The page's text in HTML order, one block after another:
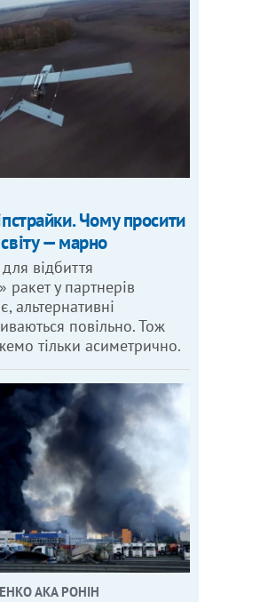
Чому просити
— марно
відбиття
ракет у партнерів
альтернативні
повільно. Тож
тільки асиметрично.
АКА РОНІН